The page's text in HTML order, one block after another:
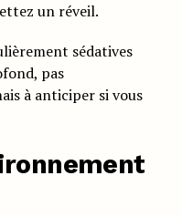
un réveil.
sédatives
pas
à anticiper si vous